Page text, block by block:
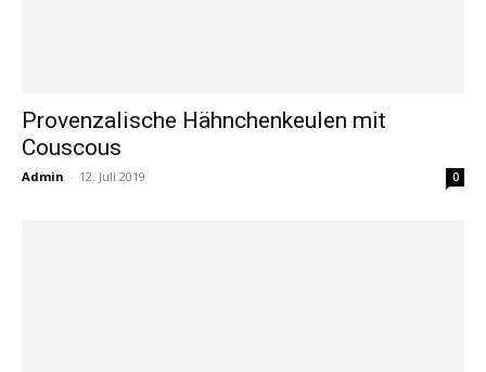
Provenzalische Hähnchenkeulen mit
Couscous
Admin - 12. Juli 2019 0